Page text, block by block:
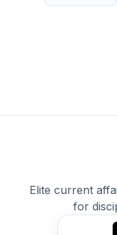
Elite current
for